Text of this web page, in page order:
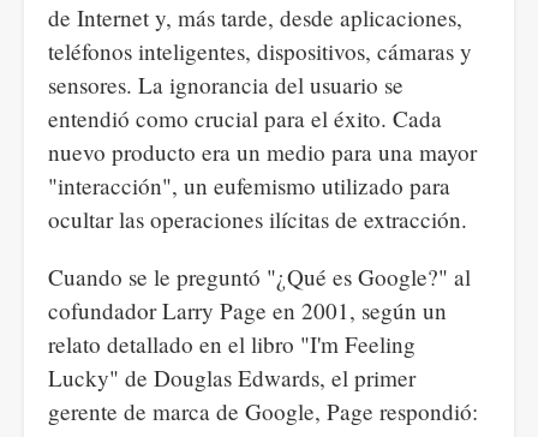
de Internet y, más tarde, desde aplicaciones,
teléfonos inteligentes, dispositivos, cámaras y
sensores. La ignorancia del usuario se
entendió como crucial para el éxito. Cada
nuevo producto era un medio para una mayor
"interacción", un eufemismo utilizado para
ocultar las operaciones ilícitas de extracción.
Cuando se le preguntó "¿Qué es Google?" al
cofundador Larry Page en 2001, según un
relato detallado en el libro "I'm Feeling
Lucky" de Douglas Edwards, el primer
gerente de marca de Google, Page respondió: